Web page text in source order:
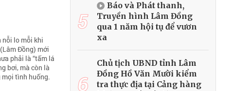
nỗi lo mỗi khi
Đồng) mới
phải là “tấm lá
bơi, mà còn là
mọi tình huống.
5
Báo và Phát thanh,
Truyền hình Lâm Đồng
qua 1 năm hội tụ để vươn
xa
6
Chủ tịch UBND tỉnh Lâm
Đồng Hồ Văn Mười kiểm
tra thực địa tại Cảng hàng